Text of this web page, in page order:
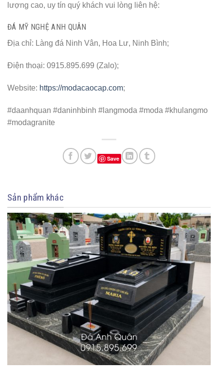
lượng cao, uy tín quý khách vui lòng liên hệ:
ĐÁ MỸ NGHỆ ANH QUÂN
Địa chỉ: Làng đá Ninh Vân, Hoa Lư, Ninh Bình;
Điện thoại: 0915.895.699 (Zalo);
Website: https://modacaocap.com;
#daanhquan #daninhbinh #langmoda #moda #khulangmo
#modagranite
Save
Sản phẩm khác